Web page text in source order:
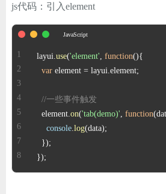
js代码：引入element
layui. use('element' function(
var element = layui. element
//一些事件触发
  element.
on('tab(demo)' function(
console. log
});